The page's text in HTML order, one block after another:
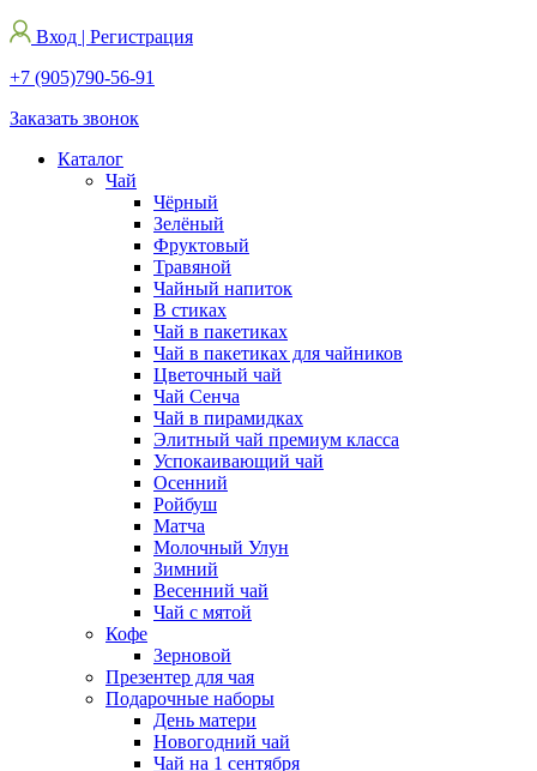
Вход | Регистрация
+7 (905)790-56-91
Заказать звонок
Каталог
Чай
Чёрный
Зелёный
Фруктовый
Травяной
Чайный напиток
В стиках
Чай в пакетиках
Чай в пакетиках для чайников
Цветочный чай
Чай Сенча
Чай в пирамидках
Элитный чай премиум класса
Успокаивающий чай
Осенний
Ройбуш
Матча
Молочный Улун
Зимний
Весенний чай
Чай с мятой
Кофе
Зерновой
Презентер для чая
Подарочные наборы
День матери
Новогодний чай
Чай на 1 сентября